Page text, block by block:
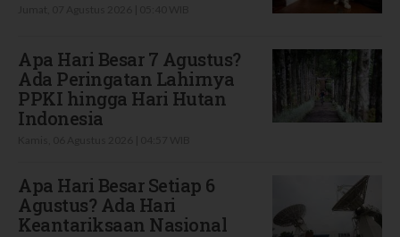
Apa Hari Besar 7 Agustus?
Ada Peringatan Lahirnya
PPKI hingga Hari Hutan
Indonesia
Apa Hari Besar Setiap 6
Agustus? Ada Hari
Keantariksaan Nasional